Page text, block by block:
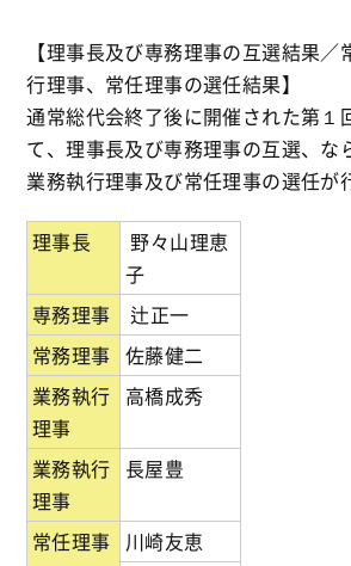
【理事長及び専務理事の互選結果
行理事、常任理事の選任結果】
通常総代会終了後に開催された第１
て、理事長及び専務理事の互選、な
業務執行理事及び常任理事の選任が
理事長
野々山理恵
子
専務理事
辻正一
常務理事 佐藤健二
業務執行
理事
高橋成秀
業務執行
理事
長屋豊
常任理事 川崎友恵